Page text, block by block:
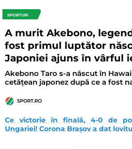
SPORTURI
A murit Akebono,
fost primul luptător
Japoniei ajuns în vârful
Akebono Taro s-a născut în
cetățean japonez după ce a fost
SPORT.RO
Ce victorie în finală, 4-0 de
Ungariei! Corona Brașov a dat